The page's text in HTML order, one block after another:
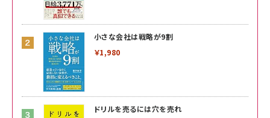
小さな会社は戦略が9割
￥1,980
ドリルを売るには穴を売れ